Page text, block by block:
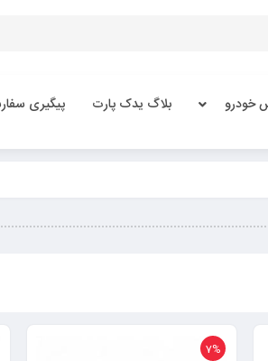
خودرو بلاگ یدک پارت پیگیری
7%